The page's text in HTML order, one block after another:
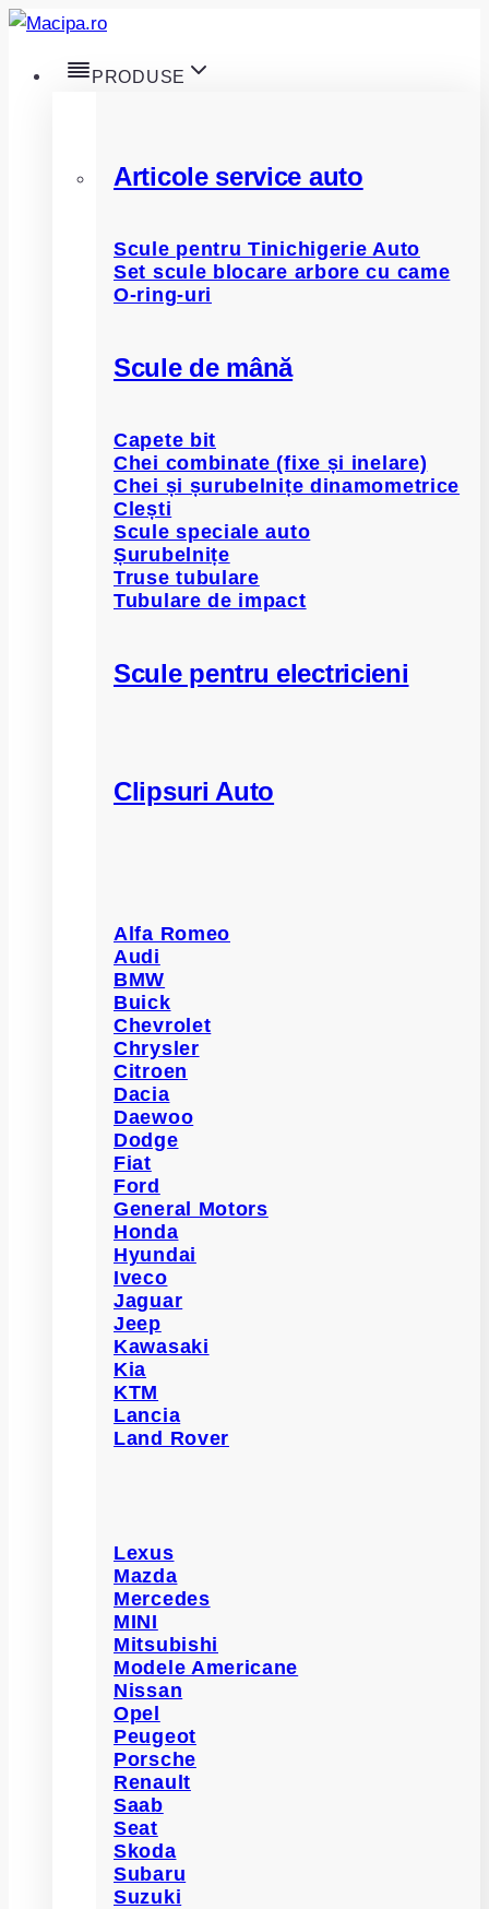
Skip
content
PRODUSE
Articole service auto
Scule pentru Tinichigerie Auto
Set scule blocare arbore cu came
O-ring-uri
Scule de mână
Capete bit
Chei combinate (fixe și inelare)
Chei și șurubelnițe dinamometrice
Clești
Scule speciale auto
Șurubelnițe
Truse tubulare
Tubulare de impact
Scule pentru electricieni
Clipsuri Auto
Alfa Romeo
Audi
BMW
Buick
Chevrolet
Chrysler
Citroen
Dacia
Daewoo
Dodge
Fiat
Ford
General Motors
Honda
Hyundai
Iveco
Jaguar
Jeep
Kawasaki
Kia
KTM
Lancia
Land Rover
Lexus
Mazda
Mercedes
MINI
Mitsubishi
Modele Americane
Nissan
Opel
Peugeot
Porsche
Renault
Saab
Seat
Skoda
Subaru
Suzuki